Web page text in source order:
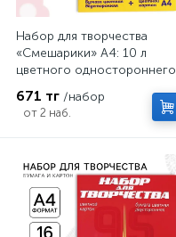
Набор для творчества
«Смешарики» А4: 10 л
цветного одностороннего
двусторонней бумаги
671 тг /набор
от 2 наб.